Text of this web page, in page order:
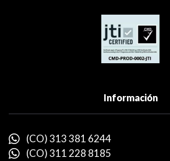
Información
(CO) 313 381 6244
(CO) 311 228 8185